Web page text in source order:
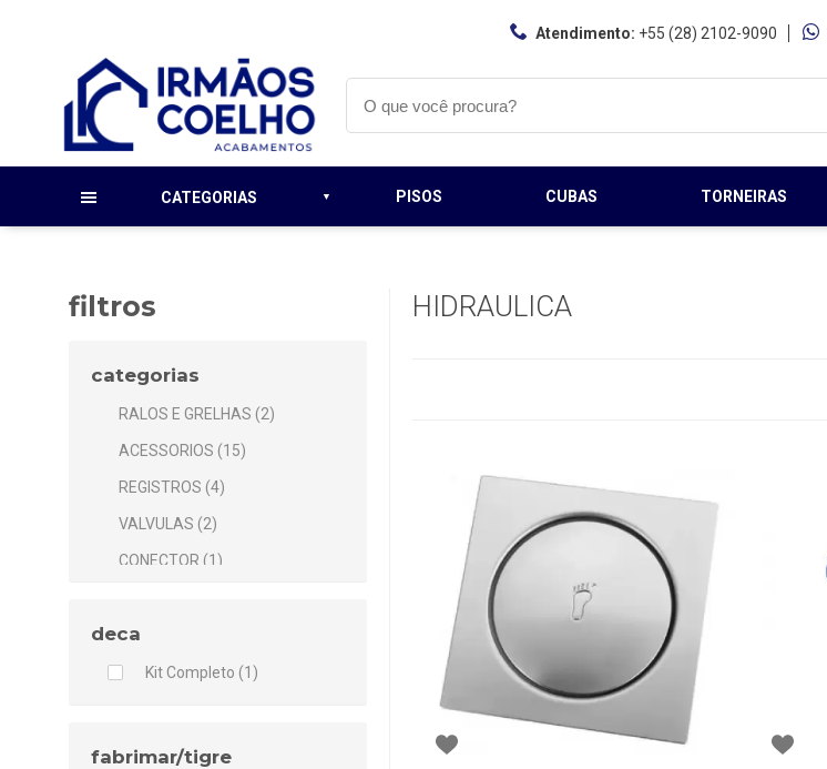
Atendimento: +55 (28) 2102-9090
CATEGORIAS PISOS CUBAS TORNEIRAS
filtros
categorias
RALOS E GRELHAS (2)
ACESSORIOS (15)
REGISTROS (4)
VALVULAS (2)
CONECTOR (1)
CAIXA DÁGUA (2)
deca
Kit Completo (1)
fabrimar/tigre
HIDRAULICA